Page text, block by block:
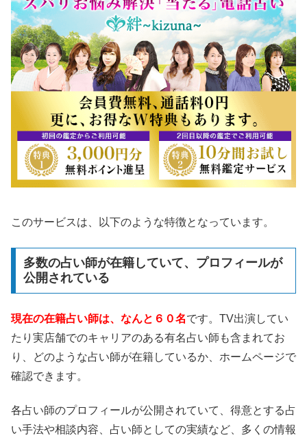
このサービスは、以下のような特徴となっています。
多数の占い師が在籍していて、プロフィールが
公開されている
現在の在籍占い師は、なんと６０名です。TV出演してい
たり実店舗でのキャリアのある有名占い師も含まれてお
り、どのような占い師が在籍しているか、ホームページで
確認できます。
各占い師のプロフィールが公開されていて、得意とする占
い手法や相談内容、占い師としての実績など、多くの情報